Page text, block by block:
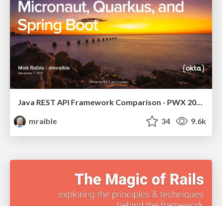
Java REST API Framework Comparison - PWX 2021
mraible
34 9.6k